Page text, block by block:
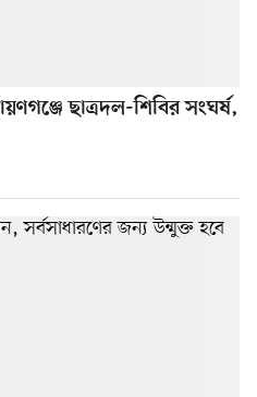
ছাত্রদল-শিবির সংঘর্ষ,